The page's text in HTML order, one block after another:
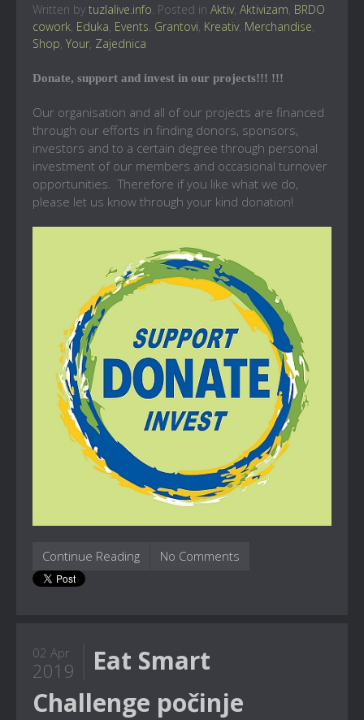
Written by tuzlalive.info. Posted in Aktiv, Aktivizam, BRDO
cowork, Eduka, Events, Grantovi, Kreativ, Merchandise,
Shop, Your, Zajednica
Donate, support and invest in our projects!!! !!!
Our organisation and all of our projects are financed
through our efforts in finding donors, sponsors,
investors and to a certain degree through personal
investment of our members and occasional turnover
opportunities. Therefore if you like what we do,
please let us know through your kind donation!
Continue Reading No Comments
02 Apr
2019
Eat Smart
Challenge počinje